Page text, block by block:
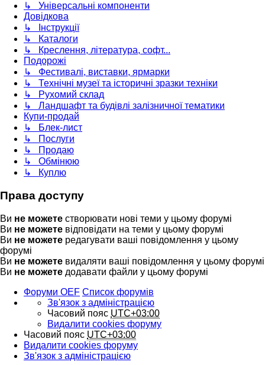
↳ Універсальні компоненти
Довідкова
↳ Інструкції
↳ Каталоги
↳ Креслення, література, софт...
Подорожі
↳ Фестивалі, виставки, ярмарки
↳ Технічні музеї та історичні зразки техніки
↳ Рухомий склад
↳ Ландшафт та будівлі залізничної тематики
Купи-продай
↳ Блек-лист
↳ Послуги
↳ Продаю
↳ Обмінюю
↳ Куплю
Права доступу
Ви не можете створювати нові теми у цьому форумі
Ви не можете відповідати на теми у цьому форумі
Ви не можете редагувати ваші повідомлення у цьому
форумі
Ви не можете видаляти ваші повідомлення у цьому форумі
Ви не можете додавати файли у цьому форумі
Форуми OEF Список форумів
Зв'язок з адміністрацією
Часовий пояс UTC+03:00
Видалити cookies форуму
Часовий пояс UTC+03:00
Видалити cookies форуму
Зв'язок з адміністрацією